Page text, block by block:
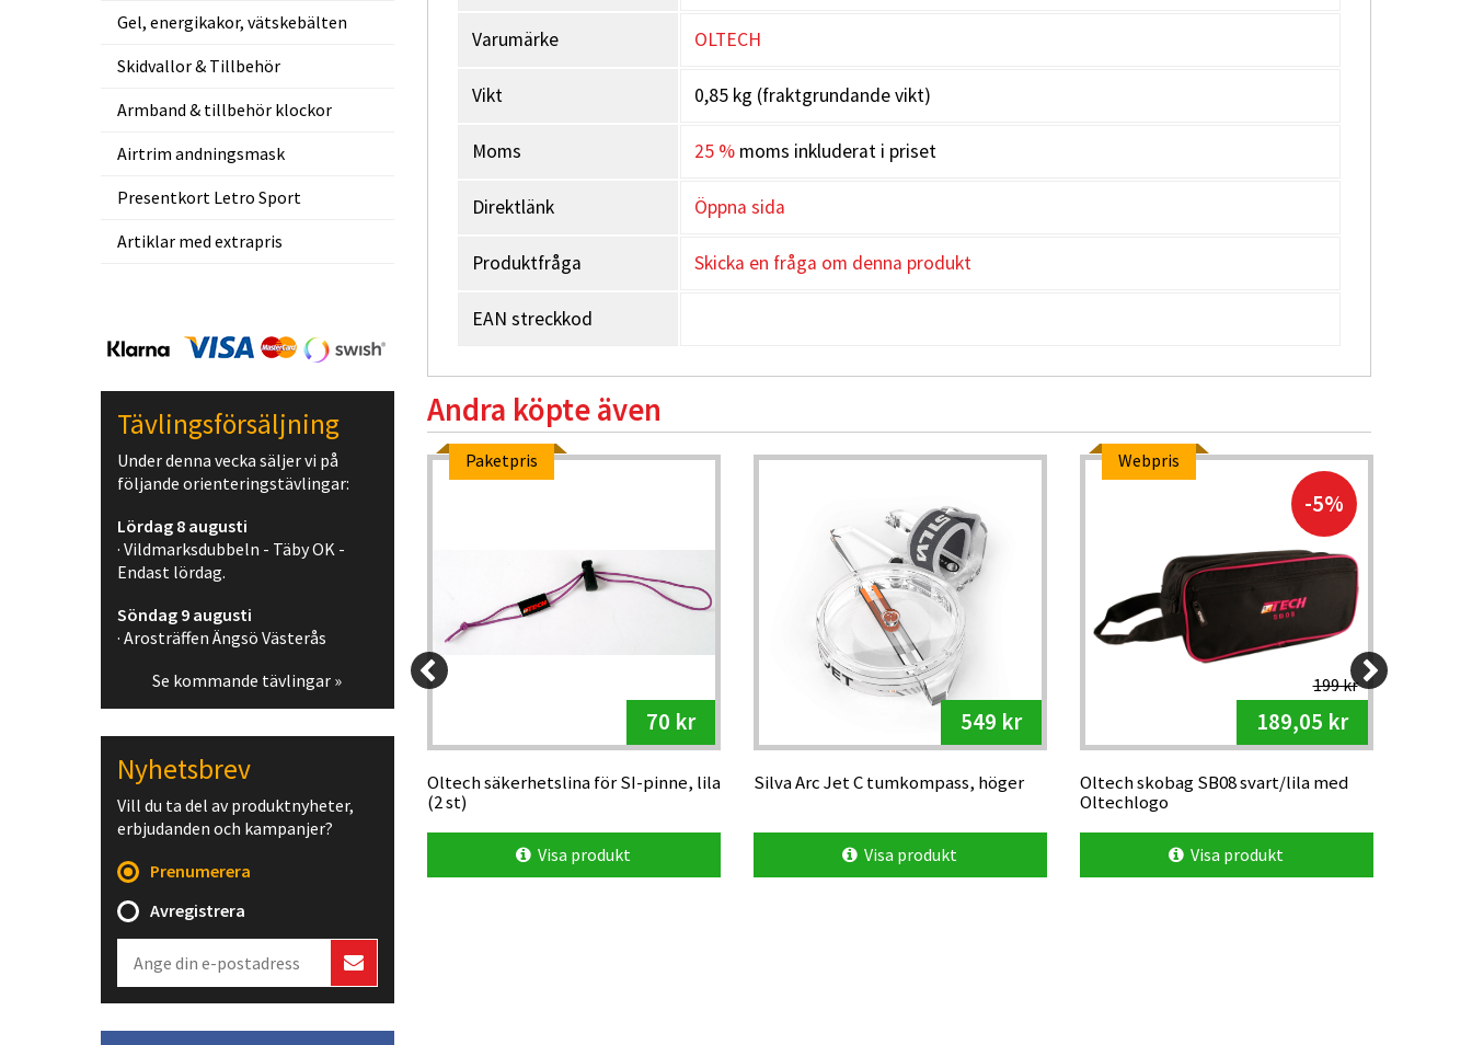
Gel, energikakor, vätskebälten
Skidvallor & Tillbehör
Armband & tillbehör klockor
Airtrim andningsmask
Presentkort Letro Sport
Artiklar med extrapris
Varumärke OLTECH
Vikt 0,85 kg (fraktgrundande vikt)
Moms 25 %moms inkluderat i priset
Direktlänk Öppna sida
Produktfråga Skicka en fråga om denna produkt
EAN streckkod
Andra köpte även
Silva Arc Jet S tumkompass, vänster
Paketpris
70 kr
Oltech säkerhetslina för SI-pinne, lila
(2 st)
Visa produkt
549 kr
Silva Arc Jet C tumkompass, höger
Visa produkt
Webpris
-5%
199 kr
189,05 kr
Oltech skobag SB08 svart/lila med
Oltechlogo
Visa produkt
Tävlingsförsäljning
Under denna vecka säljer vi på
följande orienteringstävlingar:
Lördag 8 augusti
· Vildmarksdubbeln - Täby OK -
Endast lördag.
Söndag 9 augusti
· Arosträffen Ängsö Västerås
Se kommande tävlingar »
Nyhetsbrev
Vill du ta del av produktnyheter,
erbjudanden och kampanjer?
Prenumerera
Avregistrera